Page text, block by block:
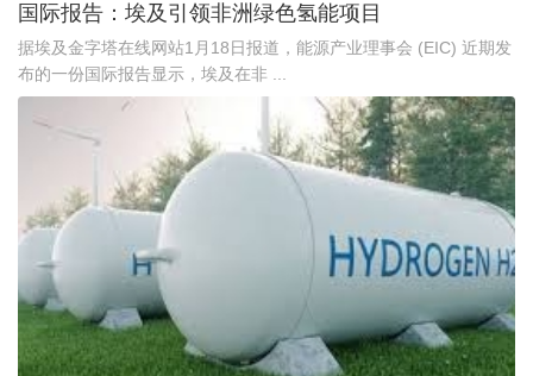
国际报告：埃及引领非洲绿色氢能项目
据埃及金字塔在线网站1月18日报道，能源产业理事会 (EIC) 近期发
布的一份国际报告显示，埃及在非 ...